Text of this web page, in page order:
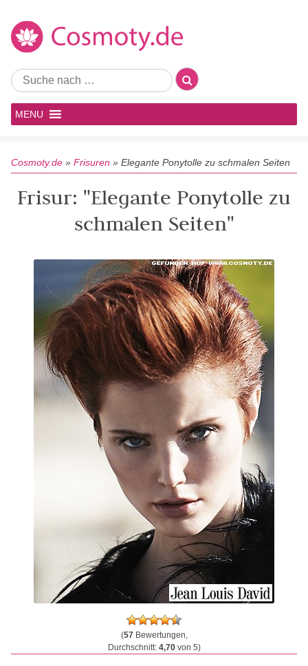
MENU
Cosmoty.de » Frisuren » Elegante Ponytolle zu schmalen Seiten
Frisur: "Elegante Ponytolle zu
schmalen Seiten"
(57Bewertungen,
Durchschnitt: 4,70von 5)